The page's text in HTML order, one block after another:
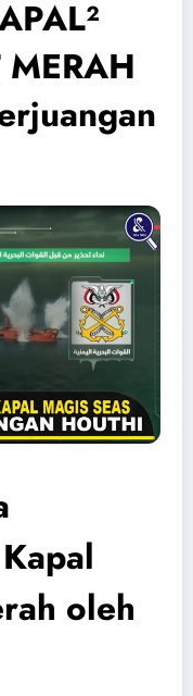
oleh